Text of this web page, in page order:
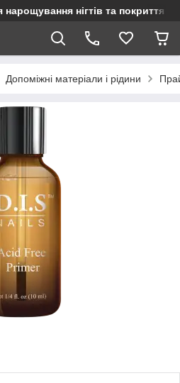
нігтів та покриття
Допоміжні матеріали і рідини